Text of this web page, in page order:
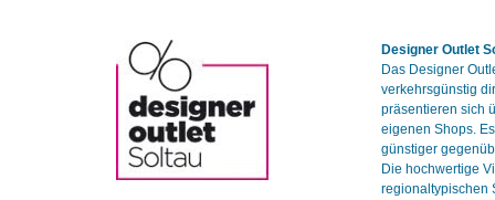
Designer Outlet
Das Designer
verkehrsgünstig
präsentieren sich
eigenen Shops.
günstiger
Die hochwertige
regionaltypischen